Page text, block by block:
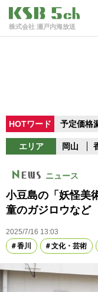
株式会社 瀬戸内海放送
HOTワード 予定価格
エリア 岡山
ニュース
小豆島の「妖怪美
童のガジロウな
2025/7/16 13:03
香川
文化・芸術